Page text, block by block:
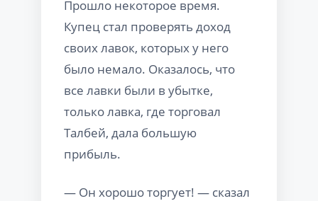
Прошло некоторое время.
Купец стал проверять доход
своих лавок, которых у него
было немало. Оказалось, что
все лавки были в убытке,
только лавка, где торговал
Талбей, дала большую
прибыль.
— Он хорошо торгует! — сказал